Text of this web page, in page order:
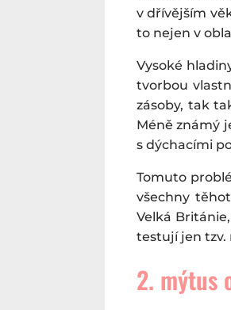
v dřívějším
to nejen v
Vysoké
tvorbou
zásoby, tak
Méně známý
s dýchacími
Tomuto
všechny
Velká
testují jen tzv.
2. mýtus